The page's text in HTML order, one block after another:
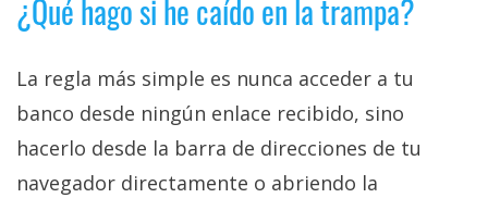
¿Qué hago si he caído en la trampa?
La regla más simple es nunca acceder a tu
banco desde ningún enlace recibido, sino
hacerlo desde la barra de direcciones de tu
navegador directamente o abriendo la